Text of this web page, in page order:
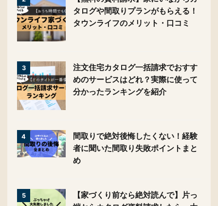
プ】
カタログや間取りプランがもらえ
る！タウンライフのメリット・口
コミ
すめのサービスはどれ？実際に使
って分かったランキングを紹介
4
間取りで絶対後悔したくない！経
験者に聞いた間取り失敗ポイント